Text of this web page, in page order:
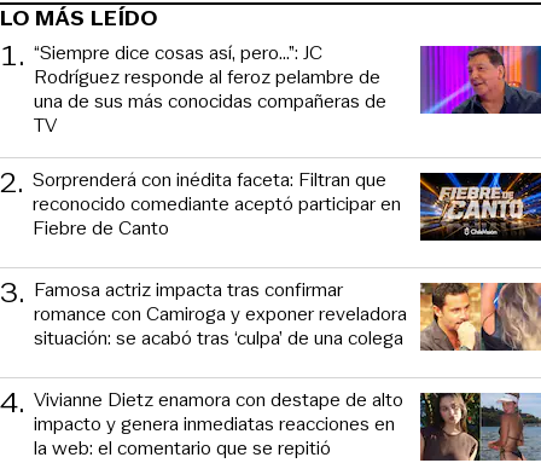
LO MÁS LEÍDO
1. “Siempre dice cosas así, pero...”: JC
Rodríguez responde al feroz pelambre de
una de sus más conocidas compañeras de
TV
2. Sorprenderá con inédita faceta: Filtran que
reconocido comediante aceptó participar en
Fiebre de Canto
3. Famosa actriz impacta tras confirmar
romance con Camiroga y exponer reveladora
situación: se acabó tras ‘culpa’ de una colega
4. Vivianne Dietz enamora con destape de alto
impacto y genera inmediatas reacciones en
la web: el comentario que se repitió